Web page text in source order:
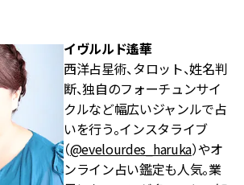
イヴルルド遙華
西洋占星術、タロット、姓名判
断、独自のフォーチュンサイ
クルなど幅広いジャンルで占
いを行う。インスタライブ
（@evelourdes_haruka）やオ
ンライン占い鑑定も人気。業